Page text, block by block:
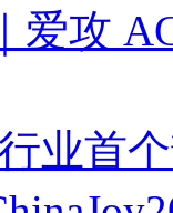
爱攻
业首